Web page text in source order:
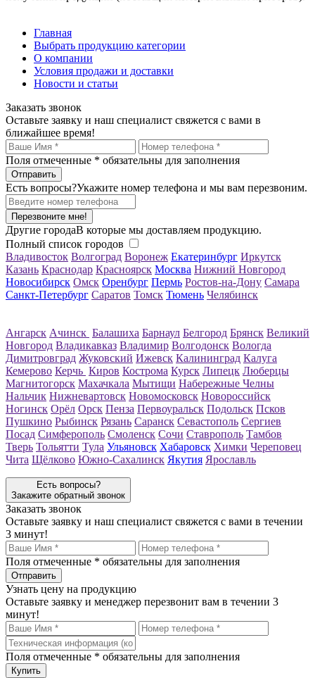
Главная
Выбрать продукцию категории
О компании
Условия продажи и доставки
Новости и статьи
Заказать звонок
Оставьте заявку и наш специалист свяжется с вами в
ближайшее время!
Поля отмеченные * обязательны для заполнения
Есть вопросы?Укажите номер телефона и мы вам перезвоним.
Перезвоните мне!
Другие городаВ которые мы доставляем продукцию.
Полный список городов
Владивосток Волгоград Воронеж Екатеринбург Иркутск
Казань Краснодар Красноярск Москва Нижний Новгород
Новосибирск Омск Оренбург Пермь Ростов-на-Дону Самара
Санкт-Петербург Саратов Томск Тюмень Челябинск
Ангарск Ачинск Балашиха Барнаул Белгород Брянск Великий
Новгород Владикавказ Владимир Волгодонск Вологда
Димитровград Жуковский Ижевск Калининград Калуга
Кемерово Керчь Киров Кострома Курск Липецк Люберцы
Магнитогорск Махачкала Мытищи Набережные Челны
Нальчик Нижневартовск Новомосковск Новороссийск
Ногинск Орёл Орск Пенза Первоуральск Подольск Псков
Пушкино Рыбинск Рязань Саранск Севастополь Сергиев
Посад Симферополь Смоленск Сочи Ставрополь Тамбов
Тверь Тольятти Тула Ульяновск Хабаровск Химки Череповец
Чита Щёлково Южно-Сахалинск Якутия Ярославль
Есть вопросы?
Закажите обратный звонок
Заказать звонок
Оставьте заявку и наш специалист свяжется с вами в течении
3 минут!
Поля отмеченные * обязательны для заполнения
Узнать цену на продукцию
Оставьте заявку и менеджер перезвонит вам в течении 3
минут!
Поля отмеченные * обязательны для заполнения